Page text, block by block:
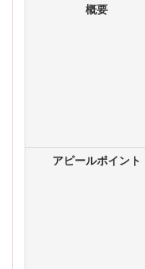
概要
アピールポイント